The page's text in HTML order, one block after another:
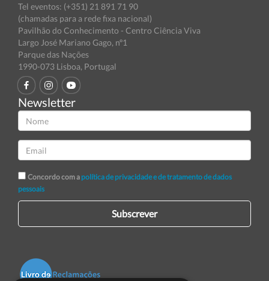
Tel eventos: (+351) 21 891 71 90
(chamadas para a rede fixa nacional)
Pavilhão do Conhecimento - Centro Ciência Viva
Largo José Mariano Gago, nº1
Parque das Nações
1990-073 Lisboa, Portugal
Newsletter
Concordo com a política de privacidade e de tratamento de dados
pessoais
Subscrever